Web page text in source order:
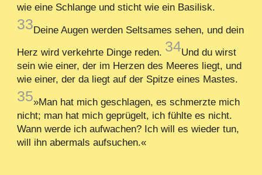
wie eine Schlange und sticht wie ein Basilisk.
33Deine Augen werden Seltsames sehen, und dein
Herz wird verkehrte Dinge reden. 34Und du wirst
sein wie einer, der im Herzen des Meeres liegt, und
wie einer, der da liegt auf der Spitze eines Mastes.
35»Man hat mich geschlagen, es schmerzte mich
nicht; man hat mich geprügelt, ich fühlte es nicht.
Wann werde ich aufwachen? Ich will es wieder tun,
will ihn abermals aufsuchen.«